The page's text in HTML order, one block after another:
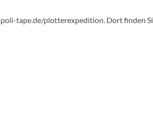
tape.de/plotterexpedition. Dort finden